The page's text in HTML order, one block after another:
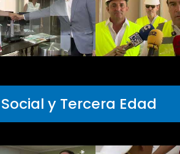
y Tercera Edad